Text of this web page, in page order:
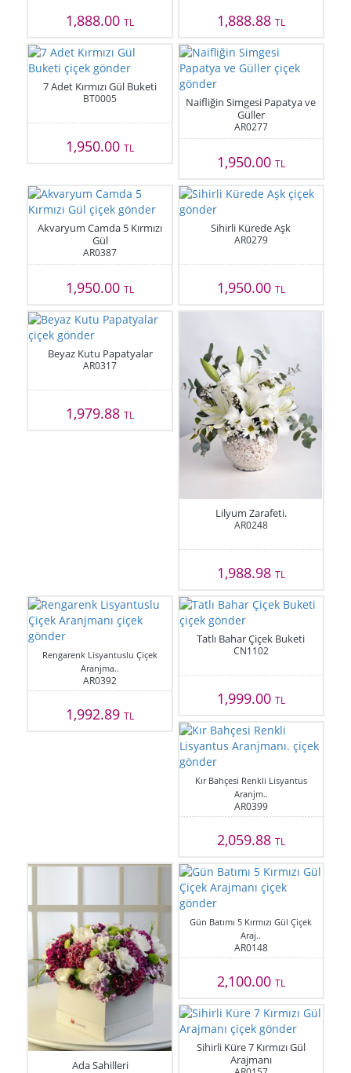
1,888.00TL 1,888.88 TL
7 Adet Kırmızı Gül Buketi
BT0005
1,950.00TL
Naifliğin Simgesi Papatya ve
Güller
AR0277
1,950.00 TL
Akvaryum Camda 5 Kırmızı
Gül
AR0387
1,950.00TL
Sihirli Kürede Aşk
AR0279
1,950.00 TL
Beyaz Kutu Papatyalar
AR0317
1,979.88TL
Lilyum Zarafeti.
AR0248
1,988.98 TL
Rengarenk Lisyantuslu Çiçek
Aranjma..
AR0392
1,992.89TL
Tatlı Bahar Çiçek Buketi
CN1102
1,999.00 TL
Kır Bahçesi Renkli Lisyantus
Aranjm..
AR0399
2,059.88 TL
Ada Sahilleri
Gün Batımı 5 Kırmızı Gül Çiçek
Araj..
AR0148
2,100.00 TL
Sihirli Küre 7 Kırmızı Gül
Arajmanı